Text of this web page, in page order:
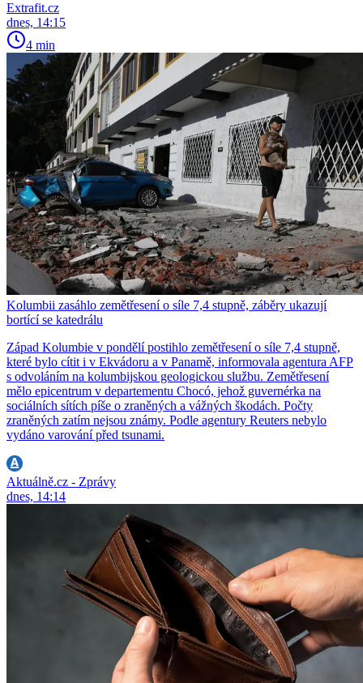
Extrafit.cz
dnes, 14:15
4 min
Kolumbii zasáhlo zemětřesení o síle 7,4 stupně, záběry ukazují
bortící se katedrálu
Západ Kolumbie v pondělí postihlo zemětřesení o síle 7,4 stupně,
které bylo cítit i v Ekvádoru a v Panamě, informovala agentura AFP
s odvoláním na kolumbijskou geologickou službu. Zemětřesení
mělo epicentrum v departementu Chocó, jehož guvernérka na
sociálních sítích píše o zraněných a vážných škodách. Počty
zraněných zatím nejsou známy. Podle agentury Reuters nebylo
vydáno varování před tsunami.
Aktuálně.cz - Zprávy
dnes, 14:14